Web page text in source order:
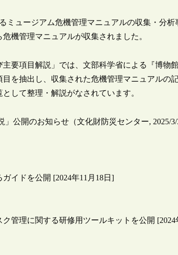
ミュージアム危機管理マニュアルの収集・分析
機管理マニュアルが収集されました。
要項目解説」では、文部科学省による『博物
を抽出し、収集された危機管理マニュアルの
して整理・解説がなされています。
公開のお知らせ（文化財防災センター, 2025/3/
イドを公開 [2024年11月18日]
管理に関する研修用ツールキットを公開 [2024